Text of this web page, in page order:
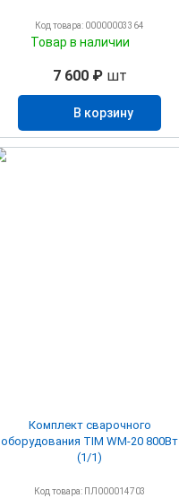
Код товара: 00000003364
Товар в наличии
7 600 ₽шт
В корзину
Комплект сварочного
оборудования TIM WM-20 800Вт
(1/1)
Код товара: ПЛ000014703